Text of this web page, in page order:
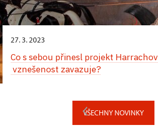
27. 3. 2023
Co s sebou přinesl projekt
vznešenost zavazuje?
VŠECHNY NOVINKY